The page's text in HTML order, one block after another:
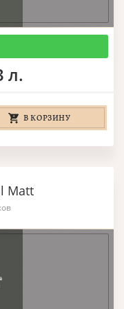
л.
В КОРЗИНУ
Matt